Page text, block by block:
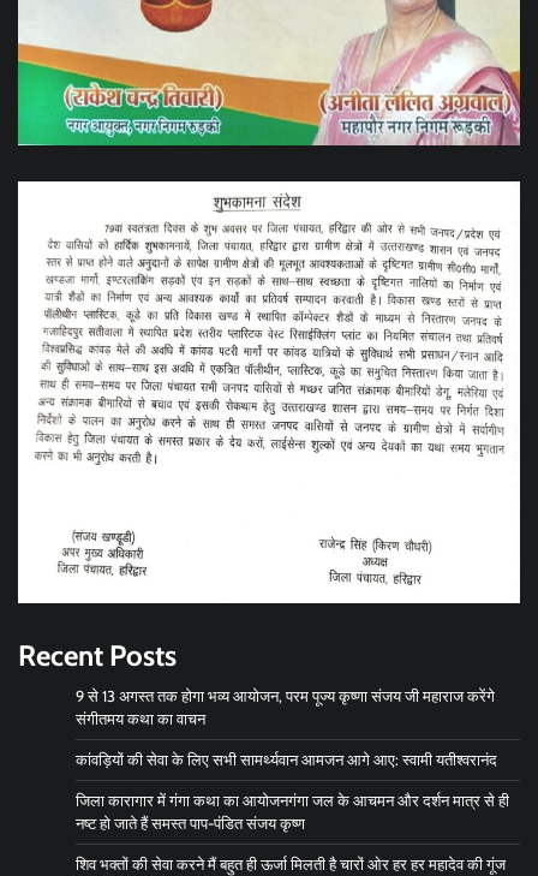
Recent Posts
9 से 13 अगस्त तक होगा भव्य आयोजन, परम पूज्य कृष्णा संजय जी महाराज करेंगे
संगीतमय कथा का वाचन
कांवड़ियों की सेवा के लिए सभी सामर्थ्यवान आमजन आगे आए: स्वामी यतीश्वरानंद
जिला कारागार में गंगा कथा का आयोजनगंगा जल के आचमन और दर्शन मात्र से ही
नष्ट हो जाते हैं समस्त पाप-पंडित संजय कृष्ण
शिव भक्तों की सेवा करने मैं बहुत ही ऊर्जा मिलती है चारों ओर हर हर महादेव की गूंज